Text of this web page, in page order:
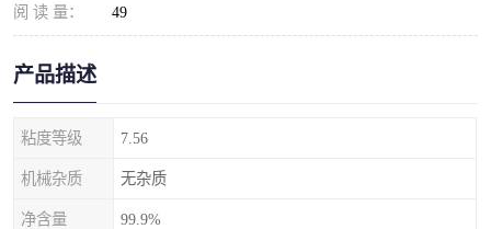
阅 读 量： 49
产品描述
粘度等级 7.56
机械杂质 无杂质
净含量 99.9%